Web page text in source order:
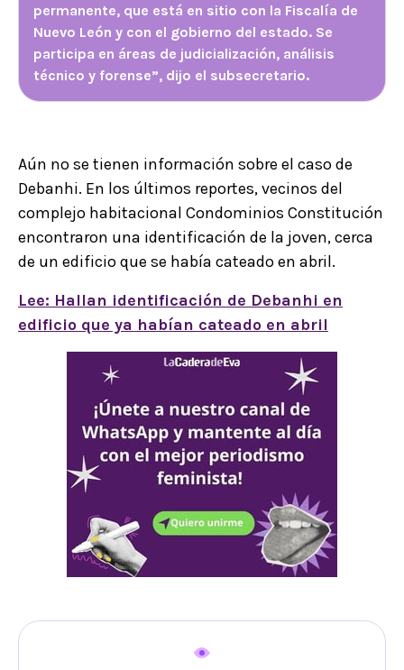
permanente, que está en sitio con la Fiscalía de
Nuevo León y con el gobierno del estado. Se
participa en áreas de judicialización, análisis
técnico y forense”, dijo el subsecretario.
Aún no se tienen información sobre el caso de
Debanhi. En los últimos reportes, vecinos del
complejo habitacional Condominios Constitución
encontraron una identificación de la joven, cerca
de un edificio que se había cateado en abril.
Lee: Hallan identificación de Debanhi en
edificio que ya habían cateado en abril